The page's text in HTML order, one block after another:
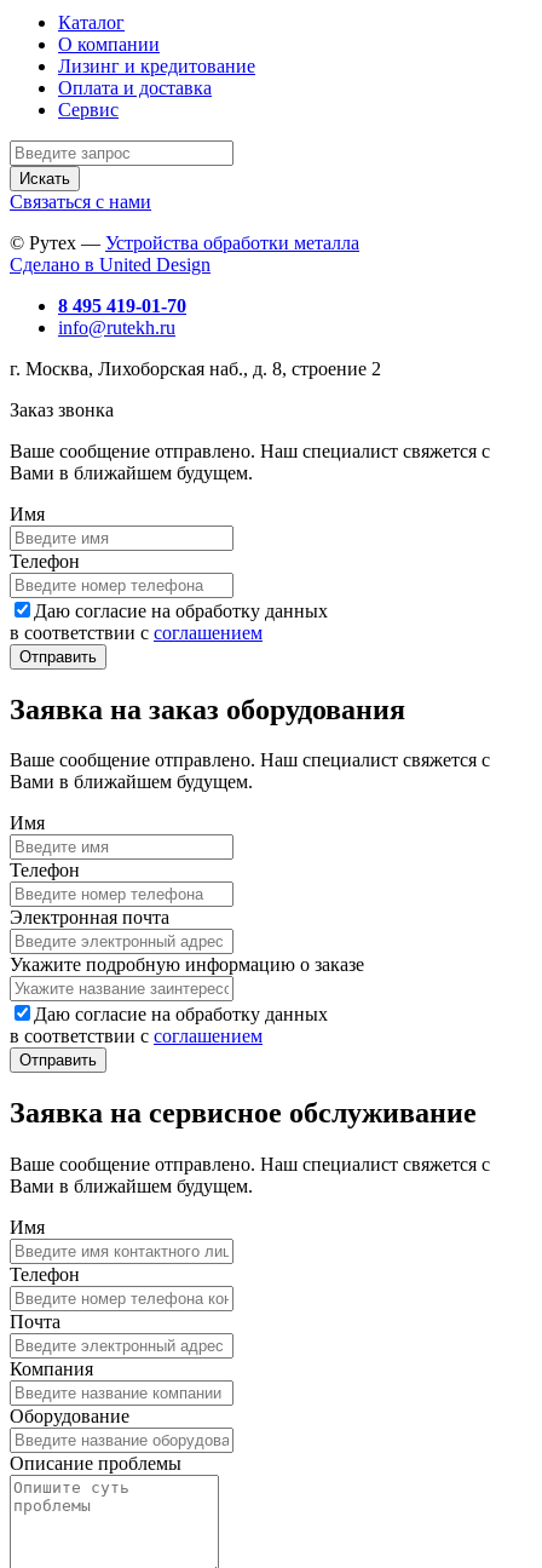
Каталог
О компании
Лизинг и кредитование
Оплата и доставка
Сервис
Искать
Связаться с нами
© Рутех — Устройства обработки металла
Сделано в United Design
8 495 419-01-70
info@rutekh.ru
г. Москва, Лихоборская наб., д. 8, строение 2
Заказ звонка
Ваше сообщение отправлено. Наш специалист свяжется с
Вами в ближайшем будущем.
Имя
Телефон
Даю согласие на обработку данных
в соответствии с соглашением
Заявка на заказ оборудования
Ваше сообщение отправлено. Наш специалист свяжется с
Вами в ближайшем будущем.
Имя
Телефон
Электронная почта
Укажите подробную информацию о заказе
Даю согласие на обработку данных
в соответствии с соглашением
Заявка на сервисное обслуживание
Ваше сообщение отправлено. Наш специалист свяжется с
Вами в ближайшем будущем.
Имя
Телефон
Почта
Компания
Оборудование
Описание проблемы